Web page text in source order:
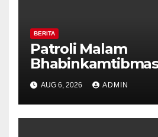
BERITA
Patroli Malam
Pilar Kelurahan
Perkuat
Diajak Aktifkan
AUG 6, 2026 ADMIN